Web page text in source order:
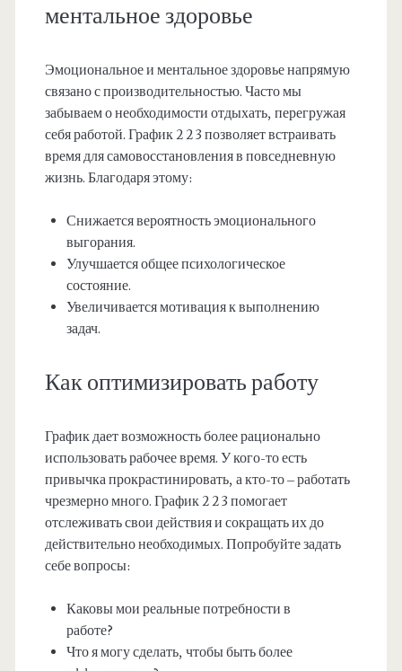
ментальное здоровье
Эмоциональное и ментальное здоровье напрямую
связано с производительностью. Часто мы
забываем о необходимости отдыхать, перегружая
себя работой. График 2 2 3 позволяет встраивать
время для самовосстановления в повседневную
жизнь. Благодаря этому:
Снижается вероятность эмоционального
выгорания.
Улучшается общее психологическое
состояние.
Увеличивается мотивация к выполнению
задач.
Как оптимизировать работу
График дает возможность более рационально
использовать рабочее время. У кого-то есть
привычка прокрастинировать, а кто-то – работать
чрезмерно много. График 2 2 3 помогает
отслеживать свои действия и сокращать их до
действительно необходимых. Попробуйте задать
себе вопросы:
Каковы мои реальные потребности в
работе?
Что я могу сделать, чтобы быть более